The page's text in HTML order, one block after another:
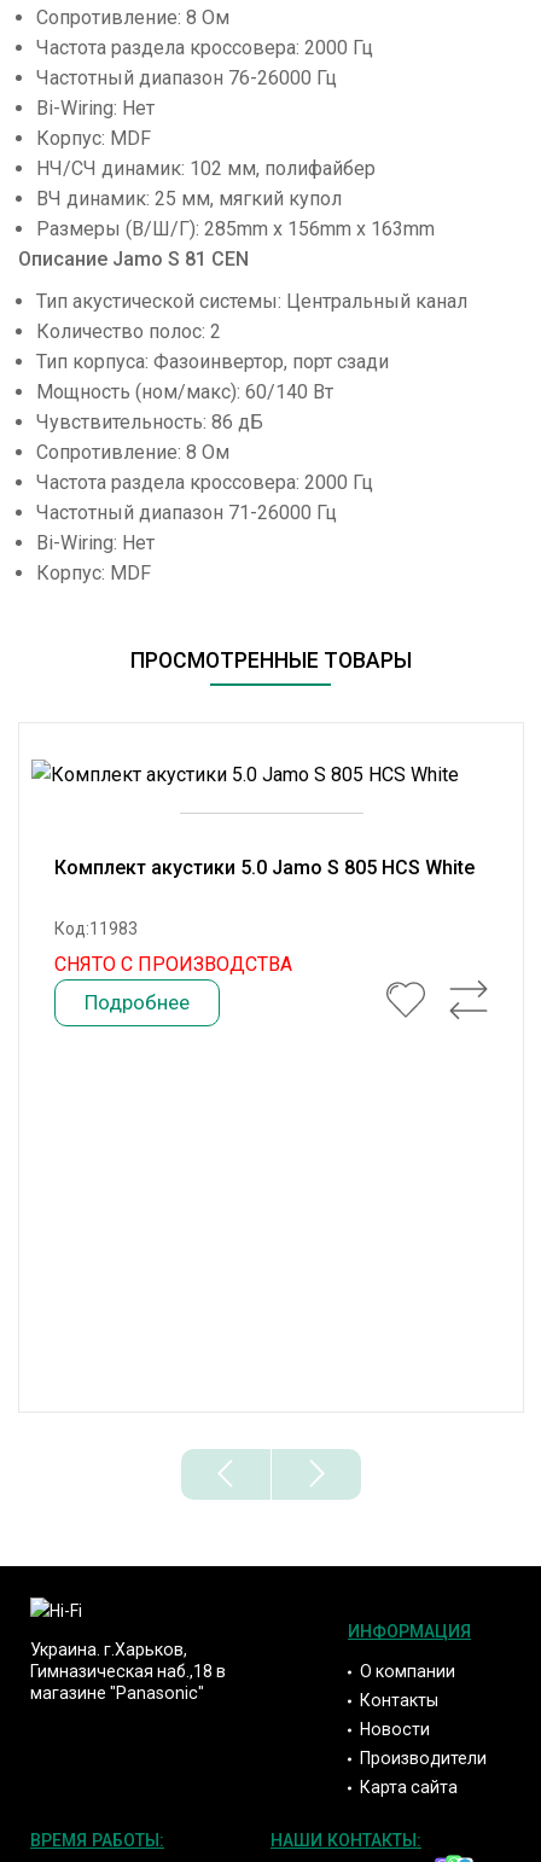
Сопротивление: 8 Ом
Частота раздела кроссовера: 2000 Гц
Частотный диапазон 76-26000 Гц
Bi-Wiring: Нет
Корпус: MDF
НЧ/СЧ динамик: 102 мм, полифайбер
ВЧ динамик: 25 мм, мягкий купол
Размеры (В/Ш/Г): 285mm x 156mm x 163mm
Описание Jamo S 81 CEN
Тип акустической системы: Центральный канал
Количество полос: 2
Тип корпуса: Фазоинвертор, порт сзади
Мощность (ном/макс): 60/140 Вт
Чувствительность: 86 дБ
Сопротивление: 8 Ом
Частота раздела кроссовера: 2000 Гц
Частотный диапазон 71-26000 Гц
Bi-Wiring: Нет
Корпус: MDF
ПРОСМОТРЕННЫЕ ТОВАРЫ
Комплект акустики 5.0 Jamo S 805 HCS White
Код:11983
СНЯТО С ПРОИЗВОДСТВА
Подробнее
Украина. г.Харьков,
Гимназическая наб.,18 в
магазине "Panasonic"
ИНФОРМАЦИЯ
О компании
Контакты
Новости
Производители
Карта сайта
ВРЕМЯ РАБОТЫ: НАШИ КОНТАКТЫ: